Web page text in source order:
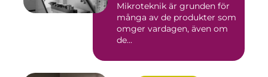
Mikroteknik är grunden för
många av de produkter som
omger vardagen, även om
de...